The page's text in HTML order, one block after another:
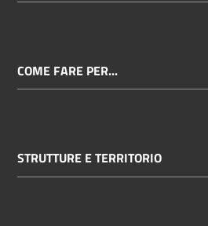
COME FARE PER...
STRUTTURE E TERRITORIO